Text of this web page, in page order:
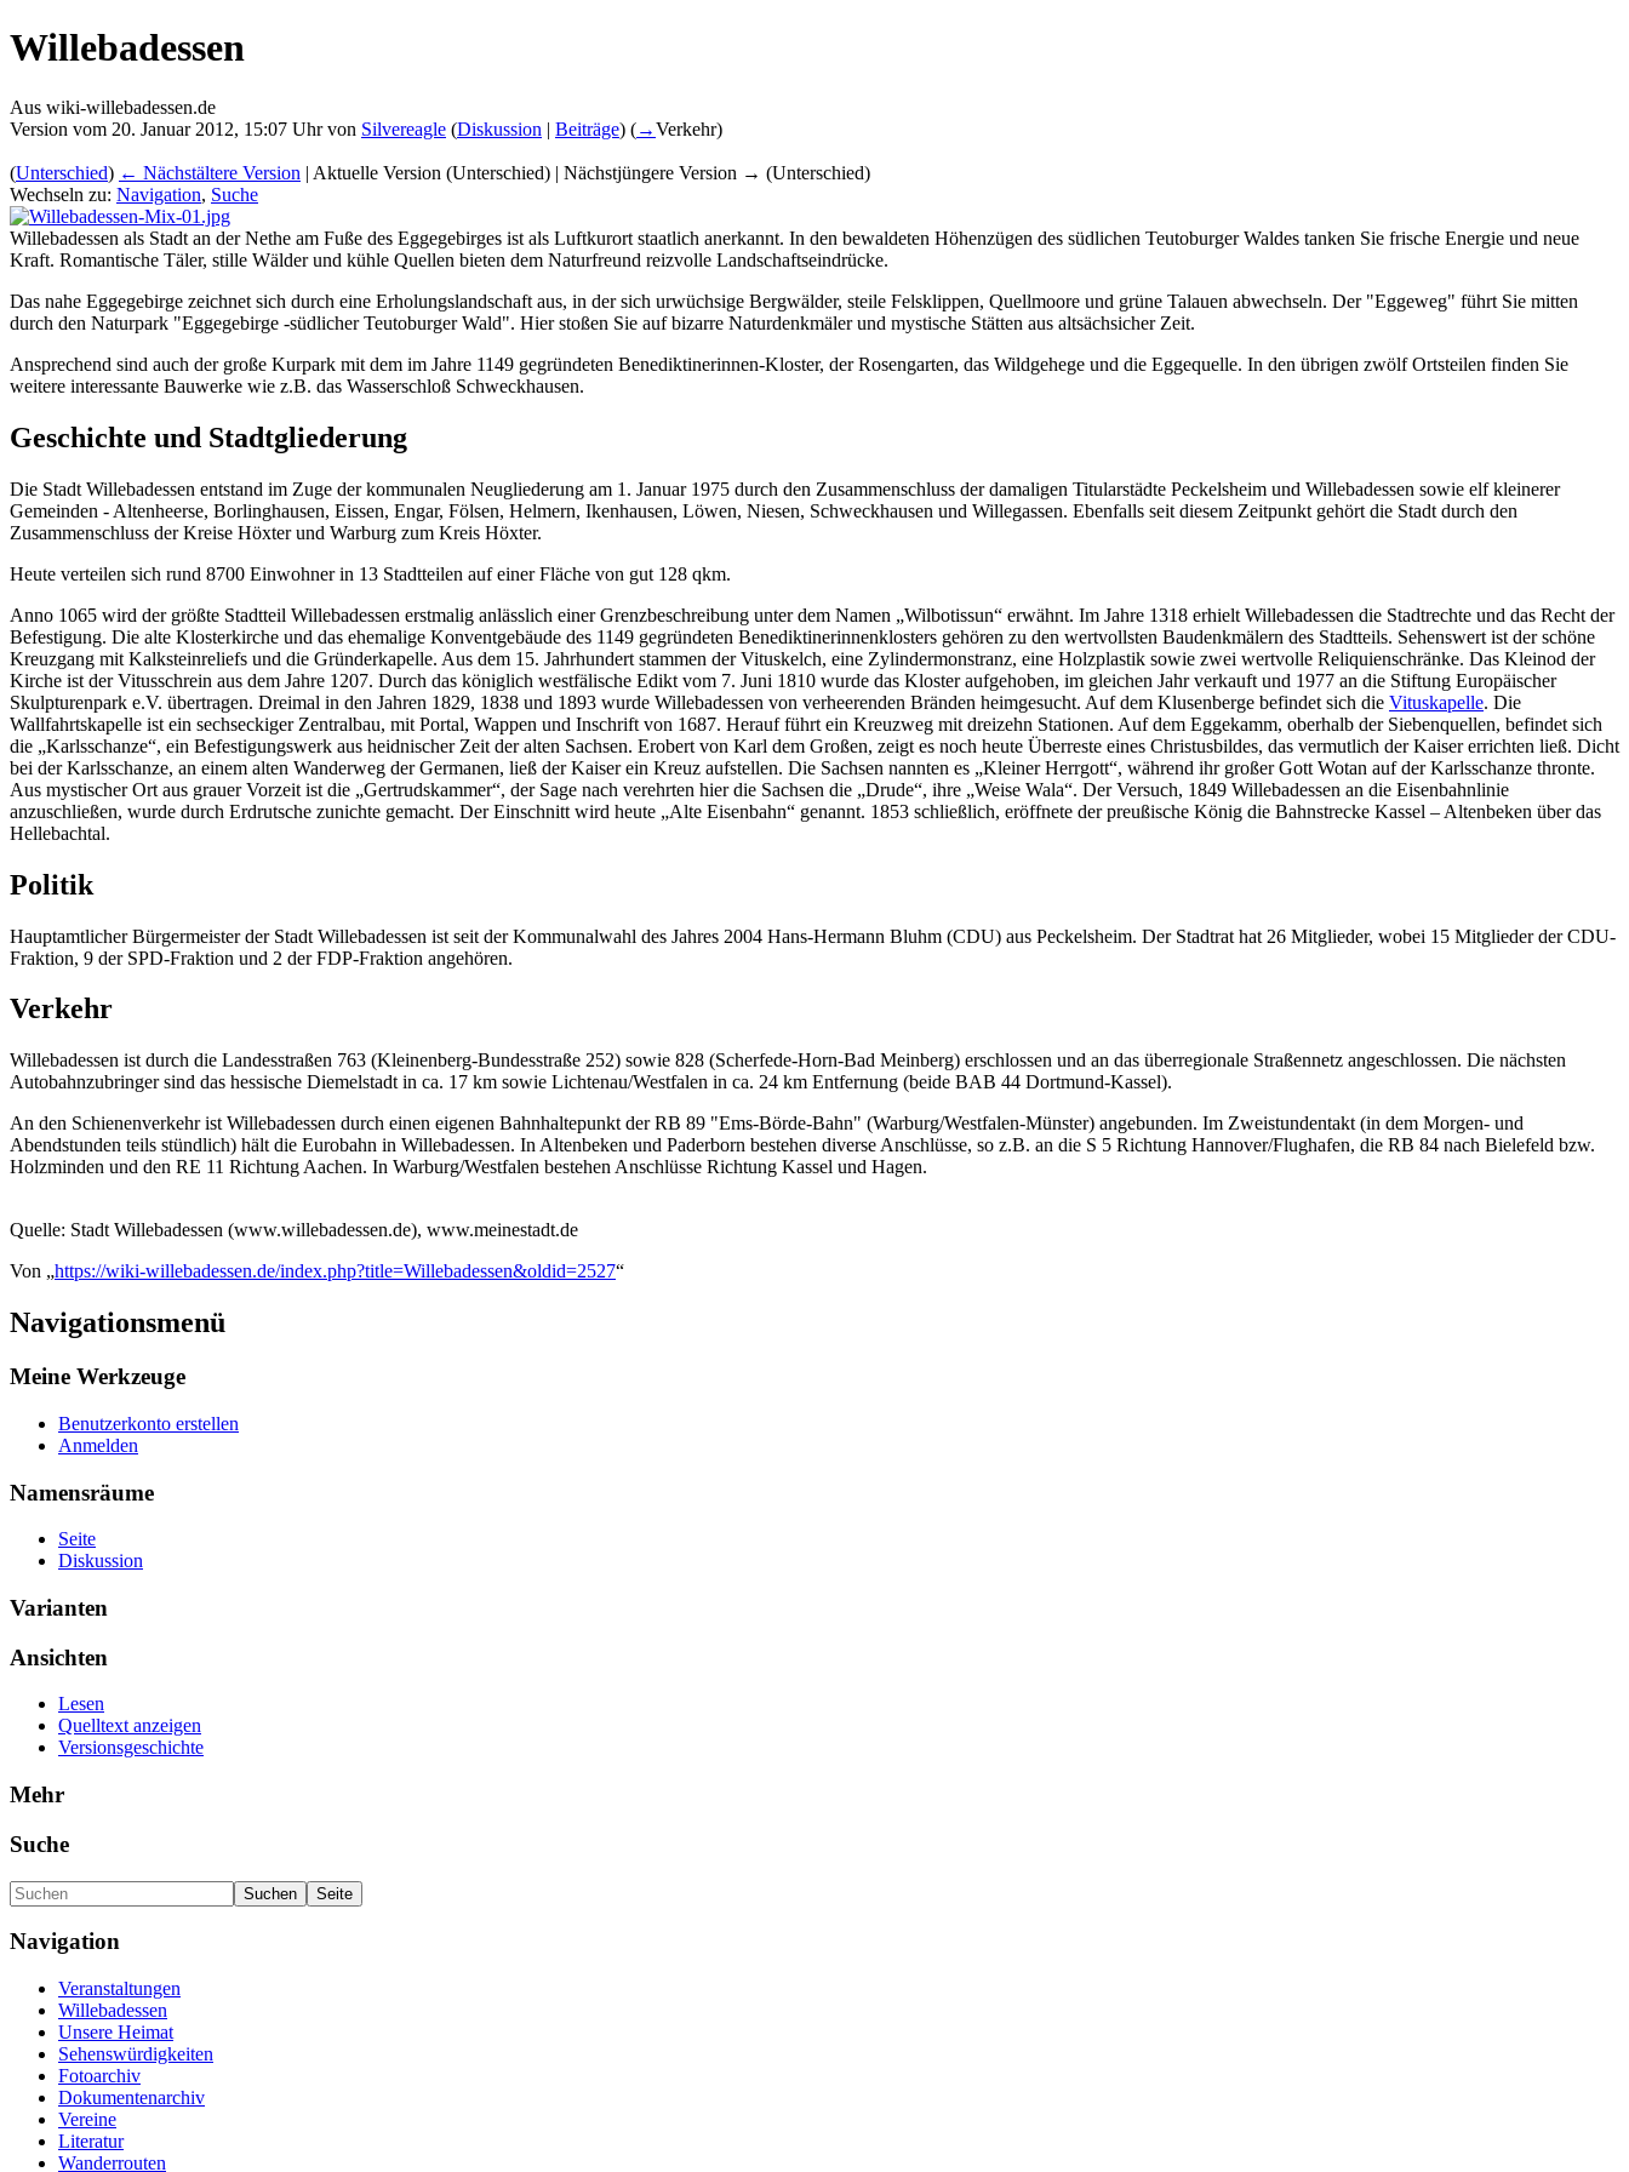
Willebadessen
Aus wiki-willebadessen.de
Version vom 20. Januar 2012, 15:07 Uhr von Silvereagle (Diskussion | Beiträge) (→Verkehr)
(Unterschied) ← Nächstältere Version | Aktuelle Version (Unterschied) | Nächstjüngere Version → (Unterschied)
Wechseln zu: Navigation, Suche
Willebadessen als Stadt an der Nethe am Fuße des Eggegebirges ist als Luftkurort staatlich anerkannt. In den bewaldeten Höhenzügen des südlichen Teutoburger Waldes tanken Sie frische Energie und neue
Kraft. Romantische Täler, stille Wälder und kühle Quellen bieten dem Naturfreund reizvolle Landschaftseindrücke.
Das nahe Eggegebirge zeichnet sich durch eine Erholungslandschaft aus, in der sich urwüchsige Bergwälder, steile Felsklippen, Quellmoore und grüne Talauen abwechseln. Der "Eggeweg" führt Sie mitten
durch den Naturpark "Eggegebirge -südlicher Teutoburger Wald". Hier stoßen Sie auf bizarre Naturdenkmäler und mystische Stätten aus altsächsicher Zeit.
Ansprechend sind auch der große Kurpark mit dem im Jahre 1149 gegründeten Benediktinerinnen-Kloster, der Rosengarten, das Wildgehege und die Eggequelle. In den übrigen zwölf Ortsteilen finden Sie
weitere interessante Bauwerke wie z.B. das Wasserschloß Schweckhausen.
Geschichte und Stadtgliederung
Die Stadt Willebadessen entstand im Zuge der kommunalen Neugliederung am 1. Januar 1975 durch den Zusammenschluss der damaligen Titularstädte Peckelsheim und Willebadessen sowie elf kleinerer
Gemeinden - Altenheerse, Borlinghausen, Eissen, Engar, Fölsen, Helmern, Ikenhausen, Löwen, Niesen, Schweckhausen und Willegassen. Ebenfalls seit diesem Zeitpunkt gehört die Stadt durch den
Zusammenschluss der Kreise Höxter und Warburg zum Kreis Höxter.
Heute verteilen sich rund 8700 Einwohner in 13 Stadtteilen auf einer Fläche von gut 128 qkm.
Anno 1065 wird der größte Stadtteil Willebadessen erstmalig anlässlich einer Grenzbeschreibung unter dem Namen „Wilbotissun“ erwähnt. Im Jahre 1318 erhielt Willebadessen die Stadtrechte und das Recht der
Befestigung. Die alte Klosterkirche und das ehemalige Konventgebäude des 1149 gegründeten Benediktinerinnenklosters gehören zu den wertvollsten Baudenkmälern des Stadtteils. Sehenswert ist der schöne
Kreuzgang mit Kalksteinreliefs und die Gründerkapelle. Aus dem 15. Jahrhundert stammen der Vituskelch, eine Zylindermonstranz, eine Holzplastik sowie zwei wertvolle Reliquienschränke. Das Kleinod der
Kirche ist der Vitusschrein aus dem Jahre 1207. Durch das königlich westfälische Edikt vom 7. Juni 1810 wurde das Kloster aufgehoben, im gleichen Jahr verkauft und 1977 an die Stiftung Europäischer
Skulpturenpark e.V. übertragen. Dreimal in den Jahren 1829, 1838 und 1893 wurde Willebadessen von verheerenden Bränden heimgesucht. Auf dem Klusenberge befindet sich die Vituskapelle. Die
Wallfahrtskapelle ist ein sechseckiger Zentralbau, mit Portal, Wappen und Inschrift von 1687. Herauf führt ein Kreuzweg mit dreizehn Stationen. Auf dem Eggekamm, oberhalb der Siebenquellen, befindet sich
die „Karlsschanze“, ein Befestigungswerk aus heidnischer Zeit der alten Sachsen. Erobert von Karl dem Großen, zeigt es noch heute Überreste eines Christusbildes, das vermutlich der Kaiser errichten ließ. Dicht
bei der Karlsschanze, an einem alten Wanderweg der Germanen, ließ der Kaiser ein Kreuz aufstellen. Die Sachsen nannten es „Kleiner Herrgott“, während ihr großer Gott Wotan auf der Karlsschanze thronte.
Aus mystischer Ort aus grauer Vorzeit ist die „Gertrudskammer“, der Sage nach verehrten hier die Sachsen die „Drude“, ihre „Weise Wala“. Der Versuch, 1849 Willebadessen an die Eisenbahnlinie
anzuschließen, wurde durch Erdrutsche zunichte gemacht. Der Einschnitt wird heute „Alte Eisenbahn“ genannt. 1853 schließlich, eröffnete der preußische König die Bahnstrecke Kassel – Altenbeken über das
Hellebachtal.
Politik
Hauptamtlicher Bürgermeister der Stadt Willebadessen ist seit der Kommunalwahl des Jahres 2004 Hans-Hermann Bluhm (CDU) aus Peckelsheim. Der Stadtrat hat 26 Mitglieder, wobei 15 Mitglieder der CDU-
Fraktion, 9 der SPD-Fraktion und 2 der FDP-Fraktion angehören.
Verkehr
Willebadessen ist durch die Landesstraßen 763 (Kleinenberg-Bundesstraße 252) sowie 828 (Scherfede-Horn-Bad Meinberg) erschlossen und an das überregionale Straßennetz angeschlossen. Die nächsten
Autobahnzubringer sind das hessische Diemelstadt in ca. 17 km sowie Lichtenau/Westfalen in ca. 24 km Entfernung (beide BAB 44 Dortmund-Kassel).
An den Schienenverkehr ist Willebadessen durch einen eigenen Bahnhaltepunkt der RB 89 "Ems-Börde-Bahn" (Warburg/Westfalen-Münster) angebunden. Im Zweistundentakt (in dem Morgen- und
Abendstunden teils stündlich) hält die Eurobahn in Willebadessen. In Altenbeken und Paderborn bestehen diverse Anschlüsse, so z.B. an die S 5 Richtung Hannover/Flughafen, die RB 84 nach Bielefeld bzw.
Holzminden und den RE 11 Richtung Aachen. In Warburg/Westfalen bestehen Anschlüsse Richtung Kassel und Hagen.
Quelle: Stadt Willebadessen (www.willebadessen.de), www.meinestadt.de
Von „https://wiki-willebadessen.de/index.php?title=Willebadessen&oldid=2527“
Navigationsmenü
Meine Werkzeuge
Benutzerkonto erstellen
Anmelden
Namensräume
Seite
Diskussion
Varianten
Ansichten
Lesen
Quelltext anzeigen
Versionsgeschichte
Mehr
Suche
Navigation
Veranstaltungen
Willebadessen
Unsere Heimat
Sehenswürdigkeiten
Fotoarchiv
Dokumentenarchiv
Vereine
Literatur
Wanderrouten